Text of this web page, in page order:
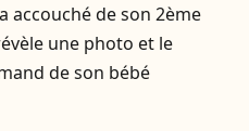
accouché de son 2ème
une photo et le
de son bébé